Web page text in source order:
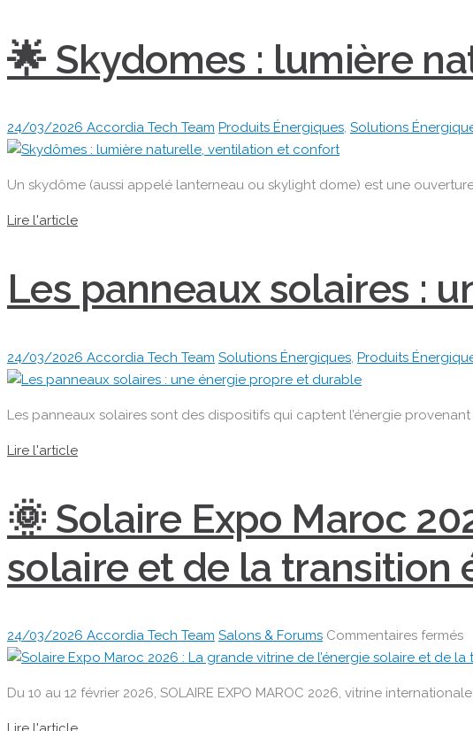
🌟 Skydomes : lumière
24/03/2026 Accordia Tech Team Produits Énergiques, Solutions
Un skydôme (aussi appelé lanterneau ou skylight dome) est une
Lire l'article
Les panneaux solaires :
24/03/2026 Accordia Tech Team Solutions Énergiques, Produits
Les panneaux solaires sont des dispositifs qui captent l’énergie
Lire l'article
🌞 Solaire Expo Maroc
solaire et de la transition
24/03/2026 Accordia Tech Team Salons & Forums Commentaires ferméssur
Du 10 au 12 février 2026, SOLAIRE EXPO MAROC 2026, vitrine